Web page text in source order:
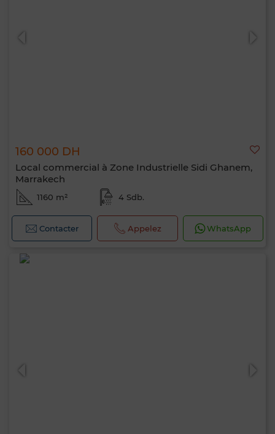
160 000 DH
Local commercial à Zone Industrielle Sidi Ghanem,
Marrakech
1160 m² 4 Sdb.
Contacter Appelez WhatsApp